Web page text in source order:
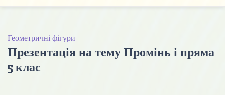
Геометричні фігури
Презентація на тему Промінь і пряма
5 клас